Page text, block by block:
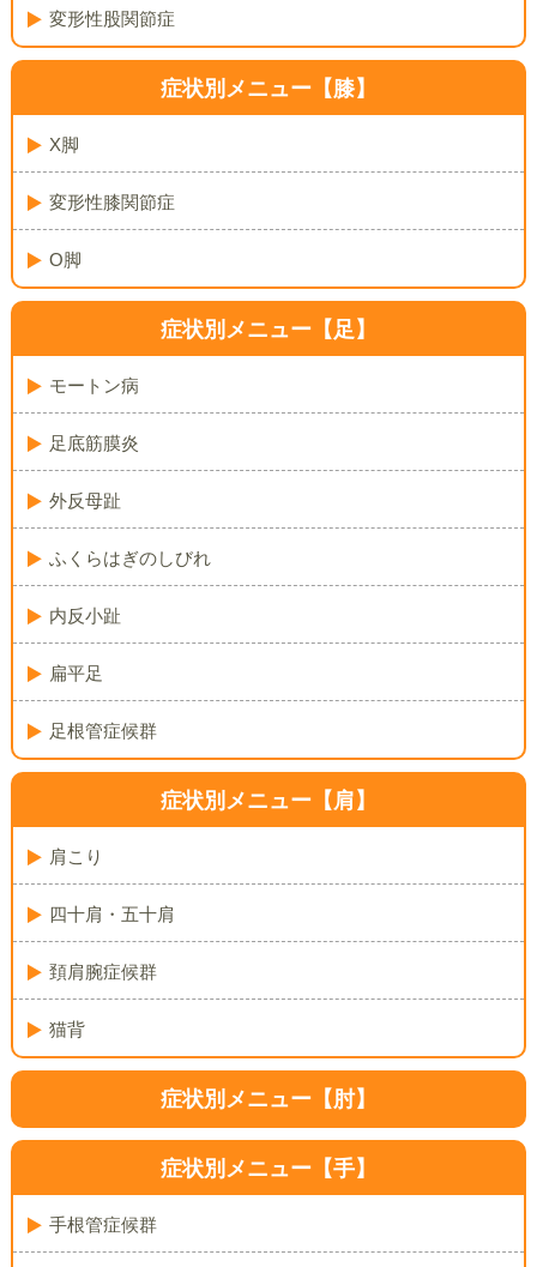
変形性股関節症
症状別メニュー【膝】
X脚
変形性膝関節症
O脚
症状別メニュー【足】
モートン病
足底筋膜炎
外反母趾
ふくらはぎのしびれ
内反小趾
扁平足
足根管症候群
症状別メニュー【肩】
肩こり
四十肩・五十肩
頚肩腕症候群
猫背
症状別メニュー【肘】
症状別メニュー【手】
手根管症候群